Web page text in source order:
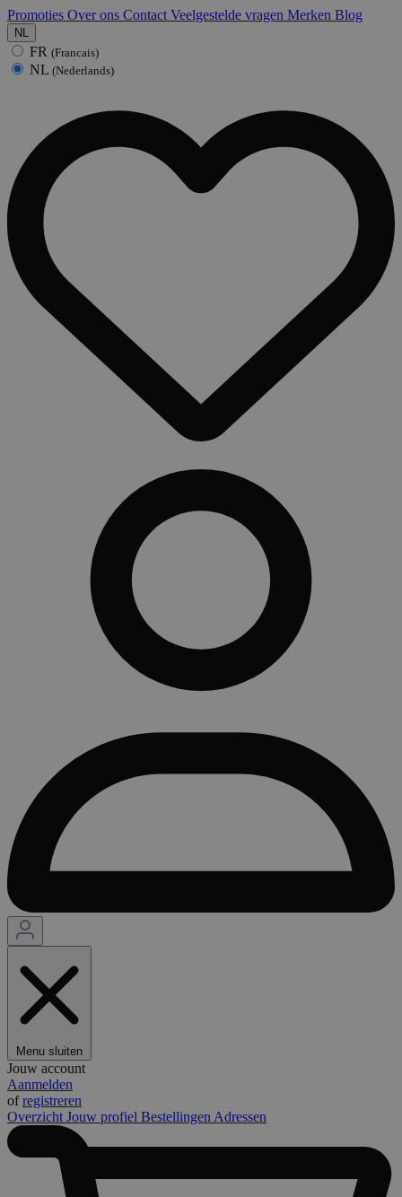
Promoties Over ons Contact Veelgestelde vragen Merken Blog
NL
FR (Francais)
NL (Nederlands)
Menu sluiten
Jouw account
Aanmelden
ofregistreren
Overzicht Jouw profiel Bestellingen Adressen